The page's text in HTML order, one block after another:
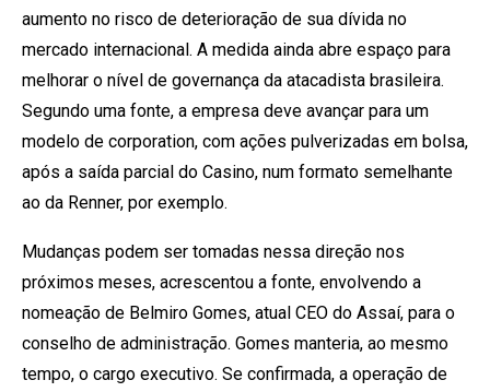
aumento no risco de deterioração de sua dívida no
mercado internacional. A medida ainda abre espaço para
melhorar o nível de governança da atacadista brasileira.
Segundo uma fonte, a empresa deve avançar para um
modelo de corporation, com ações pulverizadas em bolsa,
após a saída parcial do Casino, num formato semelhante
ao da Renner, por exemplo.
Mudanças podem ser tomadas nessa direção nos
próximos meses, acrescentou a fonte, envolvendo a
nomeação de Belmiro Gomes, atual CEO do Assaí, para o
conselho de administração. Gomes manteria, ao mesmo
tempo, o cargo executivo. Se confirmada, a operação de